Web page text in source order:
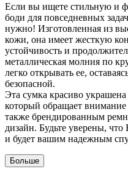
Если вы ищете стильную и
боди для повседневных
нужно! Изготовленная из
кожи, она имеет жесткую
устойчивость и
металлическая молния по
легко открывать ее,
безопасной.
Эта сумка красиво
который обращает
также брендированным
дизайн. Будьте уверены,
и будет вашим надежным
Больше